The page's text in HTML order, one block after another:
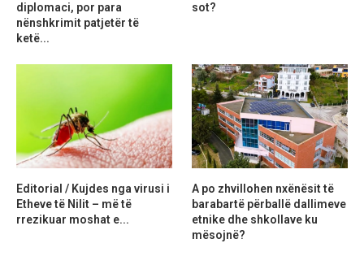
diplomaci, por para
nënshkrimit patjetër të
ketë...
sot?
Editorial / Kujdes nga virusi i
Etheve të Nilit – më të
rrezikuar moshat e...
A po zhvillohen nxënësit të
barabartë përballë dallimeve
etnike dhe shkollave ku
mësojnë?